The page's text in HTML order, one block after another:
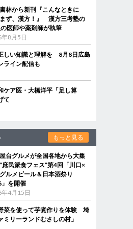
林から新刊『こんなときに
ず、漢方！』 漢方三考塾の
医師や薬剤師が執筆
8月5日
しい知識と理解を 8月8日広島
ライン配信も
ケア医・大橋洋平「足し算
て
もっと見る
台グルメが全国各地から大集
民派食フェス”第4回「川口×
ルメビール＆日本酒祭り
を開催
4月15日
菜を使って芋煮作りを体験 埼
リーランドむさしの村」